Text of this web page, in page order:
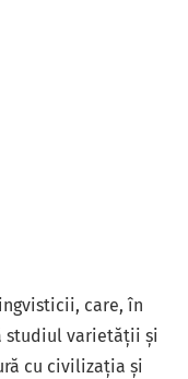
care, în
studiul varietății și
cu civilizația și